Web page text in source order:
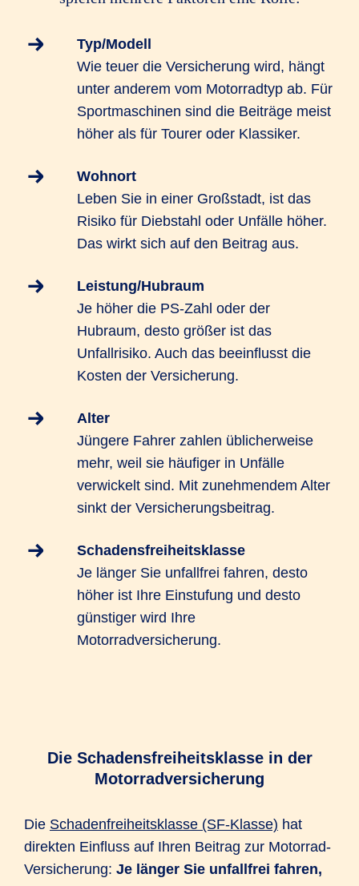
Typ/Modell
Wie teuer die Versicherung wird, hängt
unter anderem vom Motorradtyp ab. Für
Sportmaschinen sind die Beiträge meist
höher als für Tourer oder Klassiker.
Wohnort
Leben Sie in einer Großstadt, ist das
Risiko für Diebstahl oder Unfälle höher.
Das wirkt sich auf den Beitrag aus.
Leistung/Hubraum
Je höher die PS-Zahl oder der
Hubraum, desto größer ist das
Unfallrisiko. Auch das beeinflusst die
Kosten der Versicherung.
Alter
Jüngere Fahrer zahlen üblicherweise
mehr, weil sie häufiger in Unfälle
verwickelt sind. Mit zunehmendem Alter
sinkt der Versicherungsbeitrag.
Schadensfreiheitsklasse
Je länger Sie unfallfrei fahren, desto
höher ist Ihre Einstufung und desto
günstiger wird Ihre
Motorradversicherung.
Die Schadensfreiheitsklasse in der
Motorradversicherung
Die Schadenfreiheitsklasse (SF-Klasse) hat
direkten Einfluss auf Ihren Beitrag zur Motorrad-
Versicherung: Je länger Sie unfallfrei fahren,